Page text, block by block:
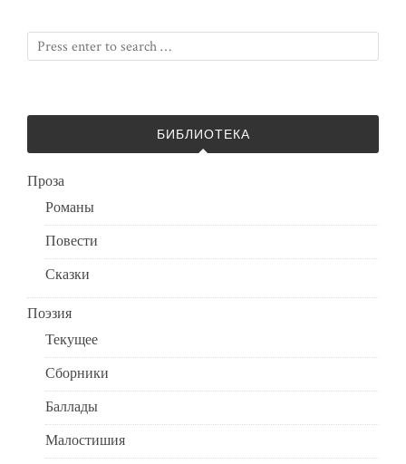
БИБЛИОТЕКА
Проза
Романы
Повести
Сказки
Поэзия
Текущее
Сборники
Баллады
Малостишия